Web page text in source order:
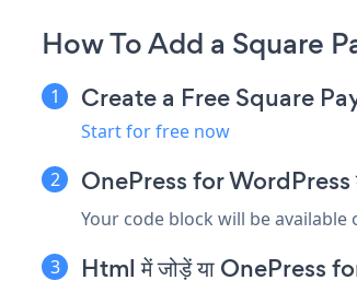
How To Add a Square
Create a Free Square
Start for free now
OnePress for WordPress
Your code block will be
Html में जोड़ें या OnePress